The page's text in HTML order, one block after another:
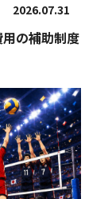
2026.07.31
の補助制度